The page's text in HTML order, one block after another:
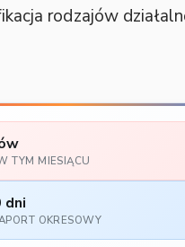
rodzajów
TYM MIESIĄCU
dni
OKRESOWY